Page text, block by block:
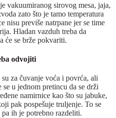
vakuumiranog sirovog mesa, jaja,
zato što je tamo temperatura
nisu previše natrpane jer se time
Hladan vazduh treba da
će se brže pokvariti.
odvojiti
za čuvanje voća i povrća, ali
u jednom pretincu da se drži
namirnice kao što su jabuke,
pak pospešuje truljenje. To se
ih je potrebno razdeliti.